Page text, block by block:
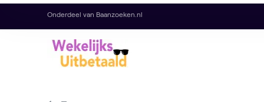
Onderdeel van Baanzoeken.nl